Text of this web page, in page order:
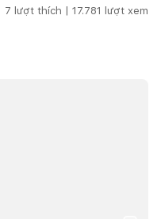
7 lượt thích | 17.781 lượt xem